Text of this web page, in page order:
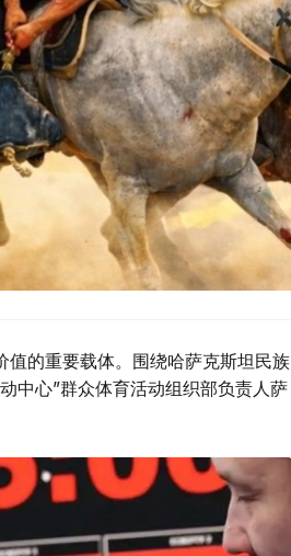
的重要载体。围绕哈萨克斯坦民族
中心”群众体育活动组织部负责人萨